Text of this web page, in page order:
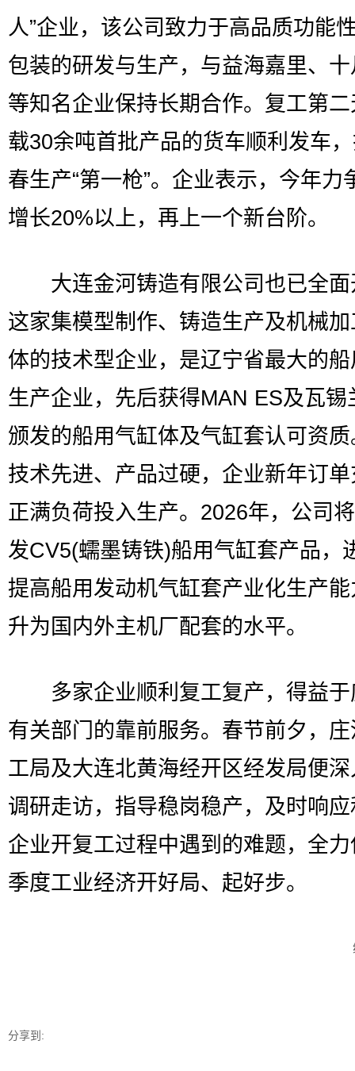
人”企业，该公司致力于高品质功能
包装的研发与生产，与益海嘉里、
等知名企业保持长期合作。复工第
载30余吨首批产品的货车顺利发车
春生产“第一枪”。企业表示，今年力
增长20%以上，再上一个新台阶。
大连金河铸造有限公司也已全面
这家集模型制作、铸造生产及机械
体的技术型企业，是辽宁省最大的
生产企业，先后获得MAN ES及瓦锡
颁发的船用气缸体及气缸套认可资
技术先进、产品过硬，企业新年订
正满负荷投入生产。2026年，公司
发CV5(蠕墨铸铁)船用气缸套产品，
提高船用发动机气缸套产业化生产
升为国内外主机厂配套的水平。
多家企业顺利复工复产，得益于
有关部门的靠前服务。春节前夕，
工局及大连北黄海经开区经发局便
调研走访，指导稳岗稳产，及时响
企业开复工过程中遇到的难题，全
季度工业经济开好局、起好步。
分享到: